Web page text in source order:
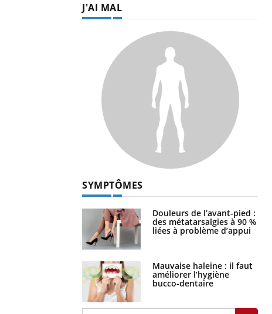
J'AI MAL
SYMPTÔMES
Douleurs de l’avant-pied :
des métatarsalgies à 90 %
liées à problème d’appui
Mauvaise haleine : il faut
améliorer l’hygiène
bucco-dentaire